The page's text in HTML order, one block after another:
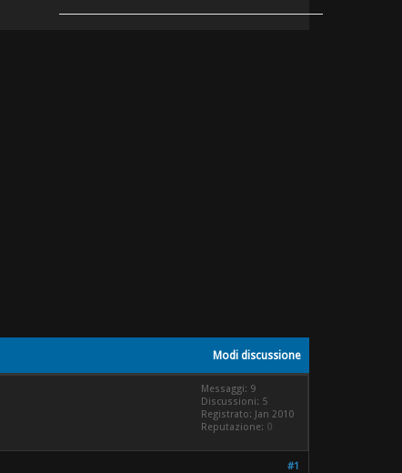
Modi discussione
Messaggi: 9
Discussioni: 5
Registrato: Jan 2010
Reputazione: 0
#1